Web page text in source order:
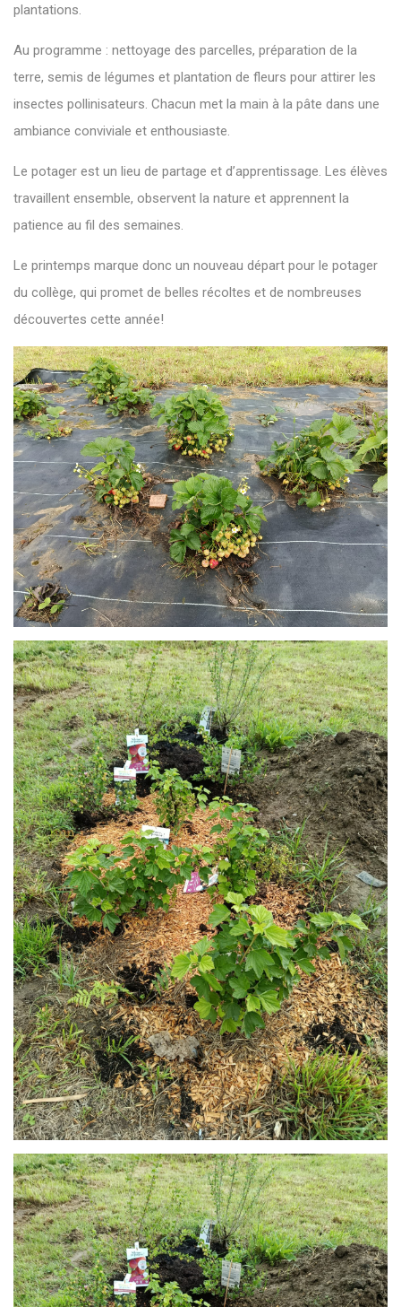
plantations.
Au programme : nettoyage des parcelles, préparation de la
terre, semis de légumes et plantation de fleurs pour attirer les
insectes pollinisateurs. Chacun met la main à la pâte dans une
ambiance conviviale et enthousiaste.
Le potager est un lieu de partage et d’apprentissage. Les élèves
travaillent ensemble, observent la nature et apprennent la
patience au fil des semaines.
Le printemps marque donc un nouveau départ pour le potager
du collège, qui promet de belles récoltes et de nombreuses
découvertes cette année!